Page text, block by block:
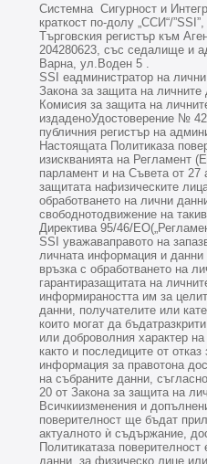
Системна Сигурност и
краткост по-долу „ССИ“/
Търговския регистър към
204280623, със седалище и
Варна, ул.Воден 5
SSI еадминистратор на
Закона за защита на личните
Комисия за защита на
издаденоУдостоверение №
публичния регистър на
Настоящата Политиказа
изискванията на Регламент
парламент и на Съвета от 27
защитата нафизическите
обработването на лични
свободнотодвижение на
Директива 95/46/
SSI уважаваправото на
личната информация и
връзка с обработването на
гарантиразащитата на
информираността им за
данни, получателите или
които могат да
или доброволния характер
както и последиците от отказ
информация за правотона
на събраните данни,
20 от Закона за защита на
Всичкиизменения и
поверителност ще бъдат
актуалното ѝ съдържание,
Политикатаза
данни, за физическо лице